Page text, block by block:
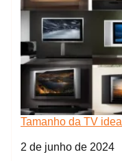
Tamanho da TV ideal
Data
2 de junho de 2024